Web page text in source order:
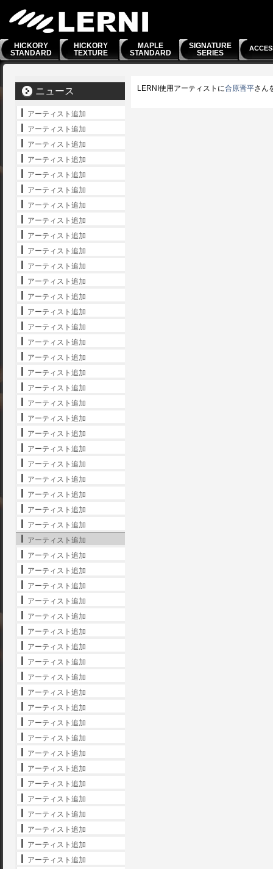
HICKORY
STANDARD
HICKORY
TEXTURE
MAPLE
STANDARD
SIGNATURE
SERIES
LERNI使用アーティストに合原晋平さん
ニュース
アーティスト追加
アーティスト追加
アーティスト追加
アーティスト追加
アーティスト追加
アーティスト追加
アーティスト追加
アーティスト追加
アーティスト追加
アーティスト追加
アーティスト追加
アーティスト追加
アーティスト追加
アーティスト追加
アーティスト追加
アーティスト追加
アーティスト追加
アーティスト追加
アーティスト追加
アーティスト追加
アーティスト追加
アーティスト追加
アーティスト追加
アーティスト追加
アーティスト追加
アーティスト追加
アーティスト追加
アーティスト追加
アーティスト追加
アーティスト追加
アーティスト追加
アーティスト追加
アーティスト追加
アーティスト追加
アーティスト追加
アーティスト追加
アーティスト追加
アーティスト追加
アーティスト追加
アーティスト追加
アーティスト追加
アーティスト追加
アーティスト追加
アーティスト追加
アーティスト追加
アーティスト追加
アーティスト追加
アーティスト追加
アーティスト追加
アーティスト追加